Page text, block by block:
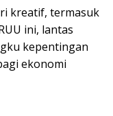
kreatif, termasuk
ini, lantas
kepentingan
ekonomi